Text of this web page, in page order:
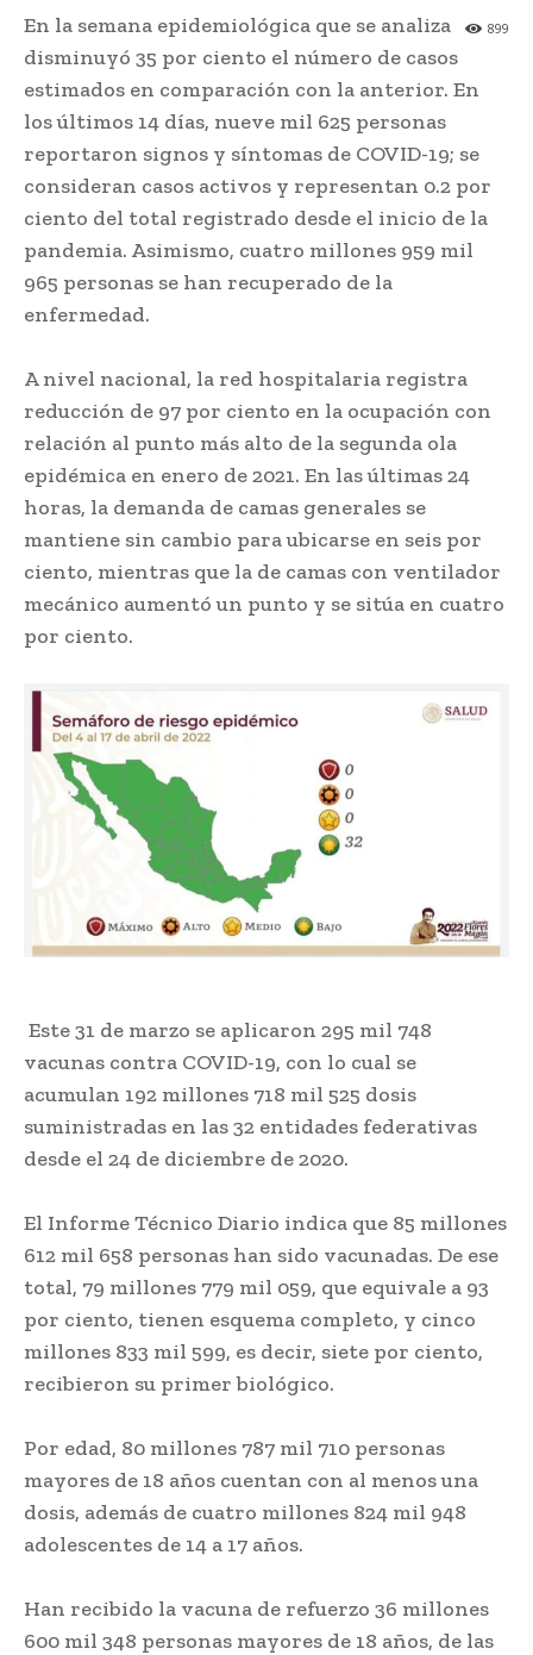
899
En la semana epidemiológica que se analiza
disminuyó 35 por ciento el número de casos
estimados en comparación con la anterior. En
los últimos 14 días, nueve mil 625 personas
reportaron signos y síntomas de COVID-19; se
consideran casos activos y representan 0.2 por
ciento del total registrado desde el inicio de la
pandemia. Asimismo, cuatro millones 959 mil
965 personas se han recuperado de la
enfermedad.
A nivel nacional, la red hospitalaria registra
reducción de 97 por ciento en la ocupación con
relación al punto más alto de la segunda ola
epidémica en enero de 2021. En las últimas 24
horas, la demanda de camas generales se
mantiene sin cambio para ubicarse en seis por
ciento, mientras que la de camas con ventilador
mecánico aumentó un punto y se sitúa en cuatro
por ciento.
Este 31 de marzo se aplicaron 295 mil 748
vacunas contra COVID-19, con lo cual se
acumulan 192 millones 718 mil 525 dosis
suministradas en las 32 entidades federativas
desde el 24 de diciembre de 2020.
El Informe Técnico Diario indica que 85 millones
612 mil 658 personas han sido vacunadas. De ese
total, 79 millones 779 mil 059, que equivale a 93
por ciento, tienen esquema completo, y cinco
millones 833 mil 599, es decir, siete por ciento,
recibieron su primer biológico.
Por edad, 80 millones 787 mil 710 personas
mayores de 18 años cuentan con al menos una
dosis, además de cuatro millones 824 mil 948
adolescentes de 14 a 17 años.
Han recibido la vacuna de refuerzo 36 millones
600 mil 348 personas mayores de 18 años, de las